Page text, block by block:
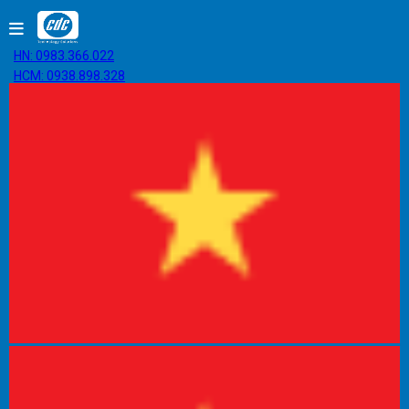
HN: 0983.366.022
HCM: 0938.898.328